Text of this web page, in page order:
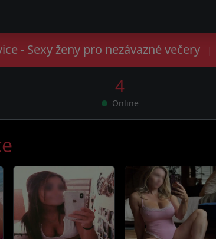
- Sexy ženy pro nezávazné večery |
4
Online